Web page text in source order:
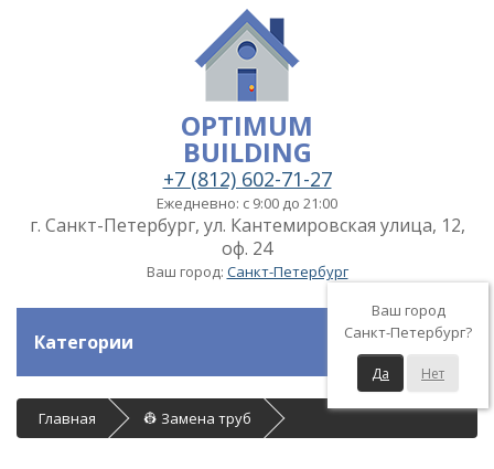
OPTIMUM
BUILDING
+7 (812) 602-71-27
Ежедневно: с 9:00 до 21:00
г. Санкт-Петербург, ул. Кантемировская улица, 12,
оф. 24
Ваш город: Санкт-Петербург
Ваш город
Санкт-Петербург?
Да Нет
Категории
Главная 👷 Замена труб